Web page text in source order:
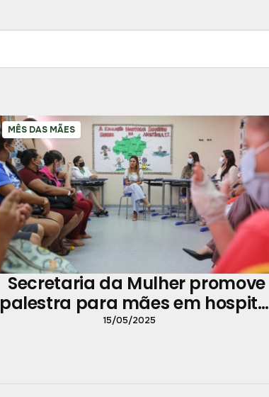
MÊS DAS MÃES
Secretaria da Mulher promove
palestra para mães em hospital
oncológico
15/05/2025